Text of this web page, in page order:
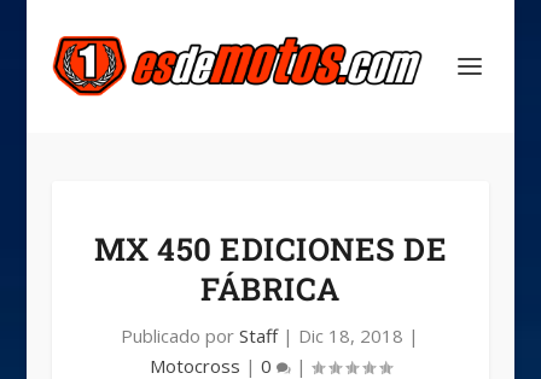
MX 450 EDICIONES DE
FÁBRICA
Publicado porStaff| Dic 18, 2018 |
Motocross | 0 |